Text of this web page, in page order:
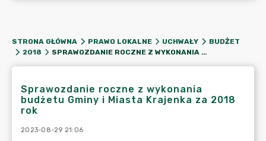
STRONA GŁÓWNA PRAWO LOKALNE UCHWAŁY
BUDŻET
2018
SPRAWOZDANIE ROCZNE Z WYKONANIA BUDŻETU GMINY I MIASTA KRAJENKA ZA 2018 ROK
Sprawozdanie roczne z wykonania
budżetu Gminy i Miasta Krajenka za 2018
rok
2023-08-29 21:06